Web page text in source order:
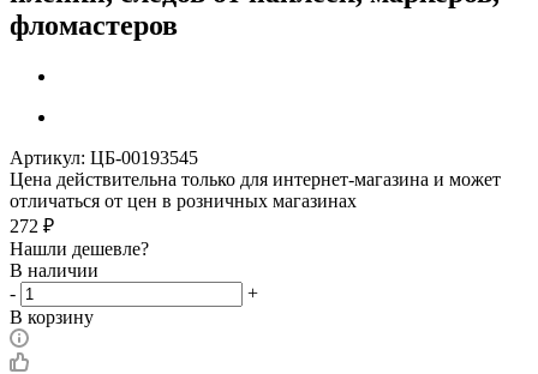
фломастеров
Артикул: ЦБ-00193545
Цена действительна только для интернет-магазина и может
отличаться от цен в розничных магазинах
272 ₽
Нашли дешевле?
В наличии
-
+
В корзину